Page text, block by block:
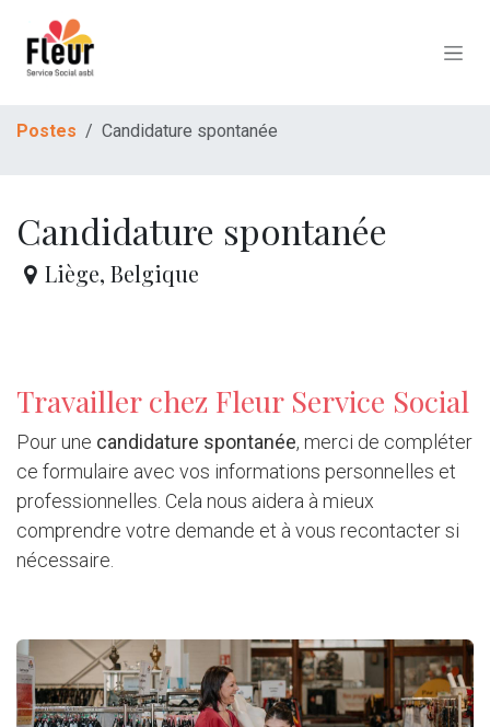
Postes Candidature spontanée
Candidature spontanée
Liège, Belgique
Travailler chez Fleur Service Social
​Pour une candidature spontanée, merci de compléter
ce formulaire avec vos informations personnelles et
professionnelles. Cela nous aidera à mieux
comprendre votre demande et à vous recontacter si
nécessaire.